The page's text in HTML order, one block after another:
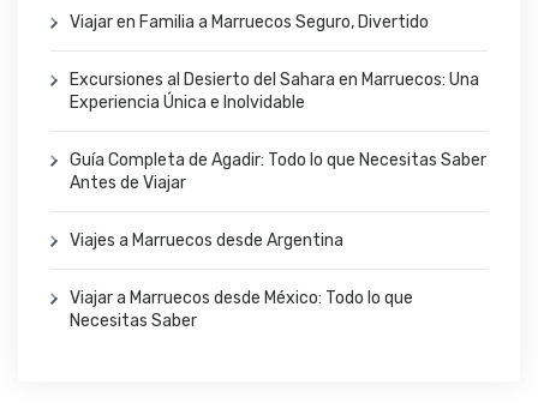
Viajar en Familia a Marruecos Seguro, Divertido
Excursiones al Desierto del Sahara en Marruecos: Una
Experiencia Única e Inolvidable
Guía Completa de Agadir: Todo lo que Necesitas Saber
Antes de Viajar
Viajes a Marruecos desde Argentina
Viajar a Marruecos desde México: Todo lo que
Necesitas Saber